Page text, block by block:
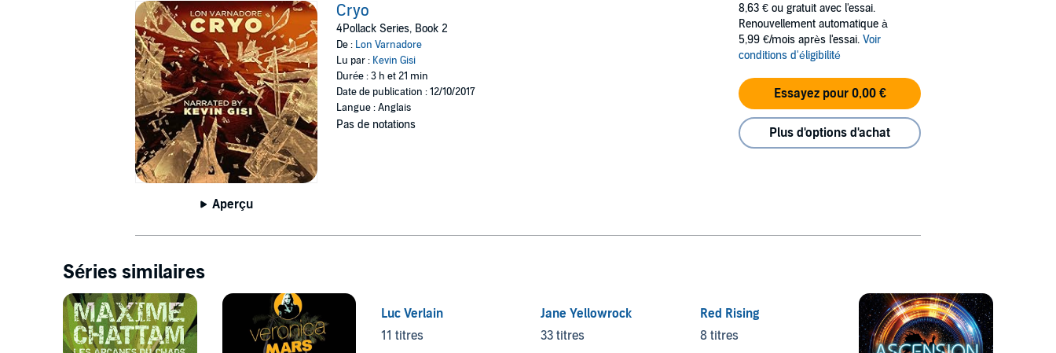
Aperçu
Cryo
4Pollack Series, Book 2
De : Lon Varnadore
Lu par : Kevin Gisi
Durée : 3 h et 21 min
Date de publication : 12/10/2017
Langue : Anglais
Pas de notations
8,63 € ou gratuit avec l'essai.
Renouvellement automatique à
5,99 €/mois après l'essai. Voir
conditions d'éligibilité
Essayez pour 0,00 €
Plus d'options d'achat
Séries similaires
Luc Verlain
11 titres
Jane Yellowrock
33 titres
Red Rising
8 titres